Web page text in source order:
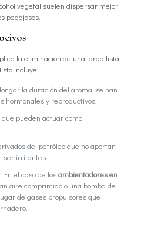
vegetal suelen dispersar mejor
pegajosos.
la eliminación de una larga lista
incluye:
la duración del aroma, se han
hormonales y reproductivos.
pueden actuar como
del petróleo que no aportan
ser irritantes.
En el caso de losambientadores en
aire comprimido o una bomba de
de gases propulsores que